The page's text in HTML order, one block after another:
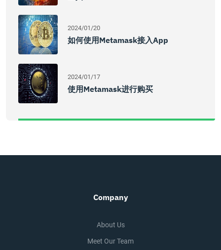
2024/01/20
如何使用Metamask接入App
2024/01/17
使用Metamask进行购买
Company
About Us
Meet Our Team